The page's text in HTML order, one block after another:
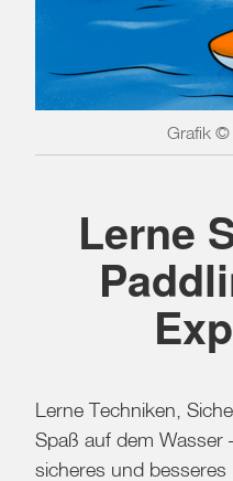
Grafik ©
Lerne
Lerne Techniken,
Spaß auf dem Wasser
sicheres und besseres